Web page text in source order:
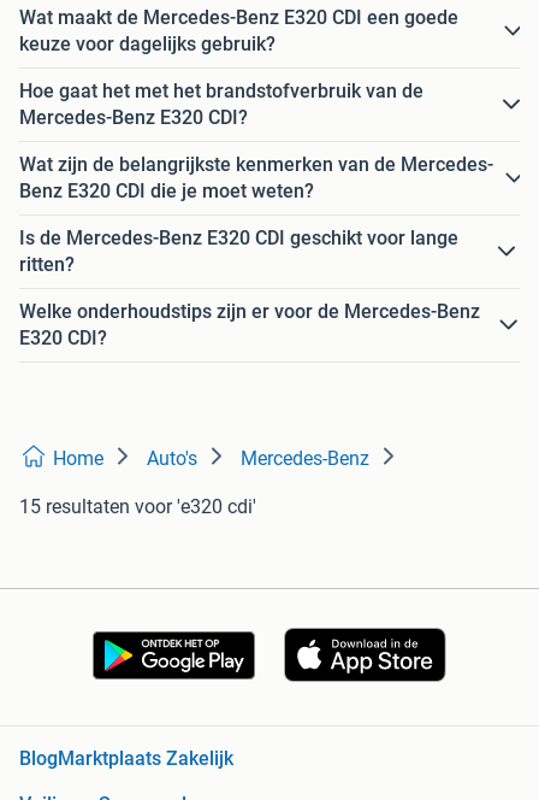
Wat maakt de Mercedes-Benz E320 CDI een goede
keuze voor dagelijks gebruik?
Hoe gaat het met het brandstofverbruik van de
Mercedes-Benz E320 CDI?
Wat zijn de belangrijkste kenmerken van de Mercedes-
Benz E320 CDI die je moet weten?
Is de Mercedes-Benz E320 CDI geschikt voor lange
ritten?
Welke onderhoudstips zijn er voor de Mercedes-Benz
E320 CDI?
Home Auto's Mercedes-Benz
15 resultaten voor 'e320 cdi'
Blog Marktplaats Zakelijk